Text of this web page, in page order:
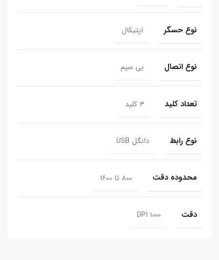
نوع حسگر اپتیکال
نوع اتصال بی سیم
تعداد کلید 3 کلید
نوع رابط دانگل USB
محدوده دقت 800 تا 1600
دقت 1000 DPI